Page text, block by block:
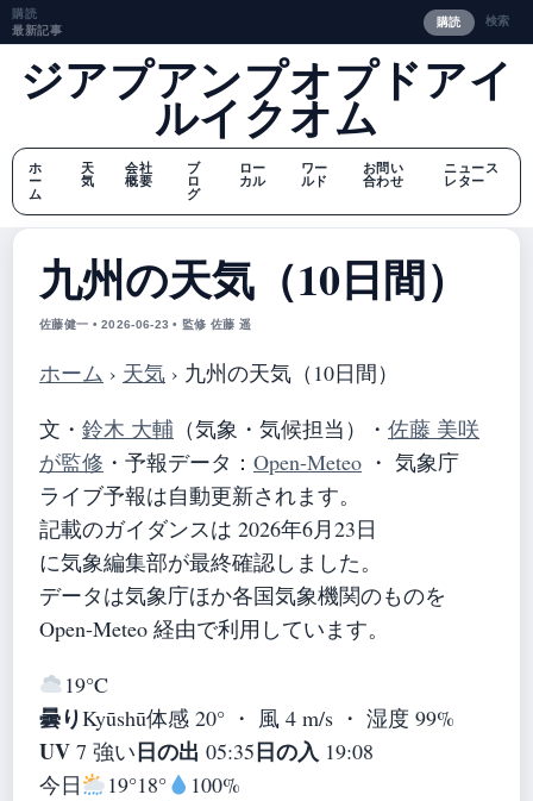
購読
最新記事
購読 検索
ジアプアンプオプドアイ
ルイクオム
ホ
ー
ム
天
気
会社
概要
ブ
ロ
グ
ロー
カル
ワー
ルド
お問い
合わせ
ニュース
レター
九州の天気（10日間）
佐藤健一 • 2026-06-23 • 監修 佐藤 遥
ホーム › 天気 › 九州の天気（10日間）
文・ 鈴木 大輔 （気象・気候担当） ・ 佐藤 美咲
が監修 ・ 予報データ： Open-Meteo ・ 気象庁
ライブ予報は自動更新されます。
記載のガイダンスは 2026年6月23日
に気象編集部が最終確認しました。
データは気象庁ほか各国気象機関のものを
Open-Meteo 経由で利用しています。
19°C
曇りKyūshū体感 20° ・ 風 4 m/s ・ 湿度 99%
UV 7 強い日の出 05:35日の入 19:08
今日
19°18°
100%